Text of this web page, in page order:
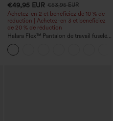
€49,95 EUR €53,95 EUR
Achetez-en 2 et bénéficiez de 10 % de
réduction | Achetez-en 3 et bénéficiez
de 20 % de réduction
Halara Flex™ Pantalon de travail fuselé,
uni, taille haute, avec poches